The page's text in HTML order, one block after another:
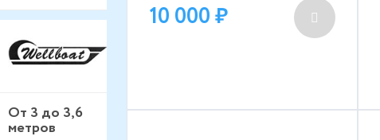
От 3 до 3,6
метров
10 000